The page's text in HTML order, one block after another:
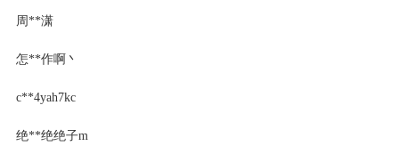
周**潇
怎**作啊丶
c**4yah7kc
绝**绝绝子m